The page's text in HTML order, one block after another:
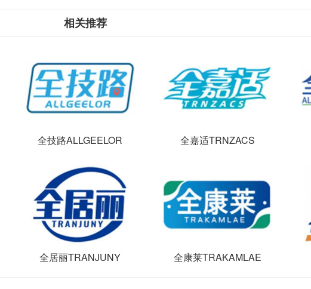
相关推荐
全技路ALLGEELOR 全嘉适TRNZACS
全居丽TRANJUNY 全康莱TRAKAMLAE